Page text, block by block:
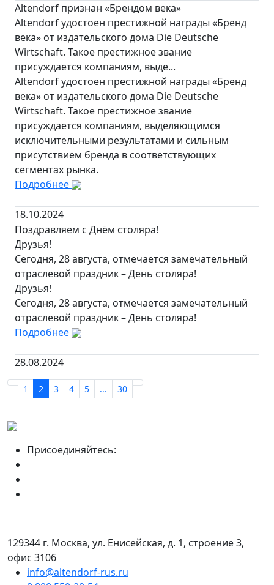
Altendorf признан «Брендом века»
Altendorf удостоен престижной награды «Бренд
века» от издательского дома Die Deutsche
Wirtschaft. Такое престижное звание
присуждается компаниям, выде...
Altendorf удостоен престижной награды «Бренд
века» от издательского дома Die Deutsche
Wirtschaft. Такое престижное звание
присуждается компаниям, выделяющимся
исключительными результатами и сильным
присутствием бренда в соответствующих
сегментах рынка.
Подробнее
18.10.2024
Поздравляем с Днём столяра!
Друзья!
Сегодня, 28 августа, отмечается замечательный
отраслевой праздник – День столяра!
Друзья!
Сегодня, 28 августа, отмечается замечательный
отраслевой праздник – День столяра!
Подробнее
28.08.2024
1 2 3 4 5 ... 30
Присоединяйтесь:
129344 г. Москва, ул. Енисейская, д. 1, строение 3,
офис 3106
info@altendorf-rus.ru